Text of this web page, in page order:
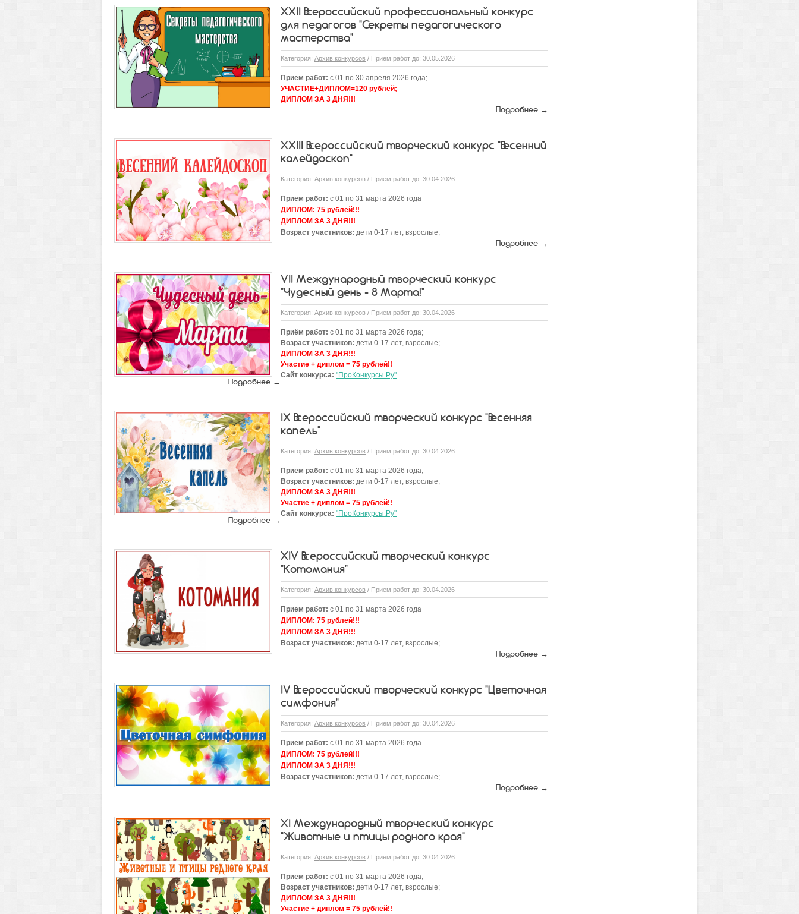
конкурс "Весенний
калейдоскоп"
Прием работ:
с 01 по 31
мая 2026 года
ДИПЛОМ:
75 рублей!!!
ДИПЛОМ ЗА 3 ДНЯ!!!
Возраст участников:дети
0-17 лет, взрослые;
Сайт участников:
"ПроКонкурсы.Ру"
конкурс "Славный
День Победы"
Приём работ:с 01 по 31
мая 2026 года;
Возраст участников:
дети
0-17 лет, взрослые;
ДИПЛОМ ЗА 3 ДНЯ!!!
Участие + диплом = 75
рублей!!
Сайт конкурса:
"ПроКонкурсы.Ру"
IX Всероссийский
май"
Приём работ:
мая 2026 года;
Возраст участников:
0-17 лет, взрослые;
ДИПЛОМ ЗА 3 ДНЯ!!!
Участие + диплом = 75
рублей!!
Сайт конкурса:
"ПроКонкурсы.Ру"
XXII Всероссийский профессиональный конкурс
для педагогов "Секреты педагогического
мастерства"
Категория: Архив конкурсов / Прием работ до: 30.05.2026
Приём работ: с 01 по 30 апреля 2026 года;
УЧАСТИЕ+ДИПЛОМ=120 рублей;
ДИПЛОМ ЗА 3 ДНЯ!!!
Подробнее →
XXIII Всероссийский творческий конкурс "Весенний
калейдоскоп"
Категория: Архив конкурсов / Прием работ до: 30.04.2026
Прием работ: с 01 по 31 марта 2026 года
ДИПЛОМ: 75 рублей!!!
ДИПЛОМ ЗА 3 ДНЯ!!!
Возраст участников: дети 0-17 лет, взрослые;
Подробнее →
VII Международный творческий конкурс
"Чудесный день - 8 Марта!"
Категория: Архив конкурсов / Прием работ до: 30.04.2026
Приём работ: с 01 по 31 марта 2026 года;
Возраст участников: дети 0-17 лет, взрослые;
ДИПЛОМ ЗА 3 ДНЯ!!!
Участие + диплом = 75 рублей!!
Сайт конкурса: "ПроКонкурсы.Ру"
Подробнее →
IX Всероссийский творческий конкурс "Весенняя
капель"
Категория: Архив конкурсов / Прием работ до: 30.04.2026
Приём работ: с 01 по 31 марта 2026 года;
Возраст участников: дети 0-17 лет, взрослые;
ДИПЛОМ ЗА 3 ДНЯ!!!
Участие + диплом = 75 рублей!!
Сайт конкурса: "ПроКонкурсы.Ру"
Подробнее →
XIV Всероссийский творческий конкурс
"Котомания"
Категория: Архив конкурсов / Прием работ до: 30.04.2026
Прием работ: с 01 по 31 марта 2026 года
ДИПЛОМ: 75 рублей!!!
ДИПЛОМ ЗА 3 ДНЯ!!!
Возраст участников: дети 0-17 лет, взрослые;
Подробнее →
IV Всероссийский творческий конкурс "Цветочная
симфония"
Категория: Архив конкурсов / Прием работ до: 30.04.2026
Прием работ: с 01 по 31 марта 2026 года
ДИПЛОМ: 75 рублей!!!
ДИПЛОМ ЗА 3 ДНЯ!!!
Возраст участников: дети 0-17 лет, взрослые;
Подробнее →
XI Международный творческий конкурс
"Животные и птицы родного края"
Категория: Архив конкурсов / Прием работ до: 30.04.2026
Приём работ: с 01 по 31 марта 2026 года;
Возраст участников: дети 0-17 лет, взрослые;
ДИПЛОМ ЗА 3 ДНЯ!!!
Участие + диплом = 75 рублей!!